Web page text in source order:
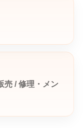
売 / 修理・メン